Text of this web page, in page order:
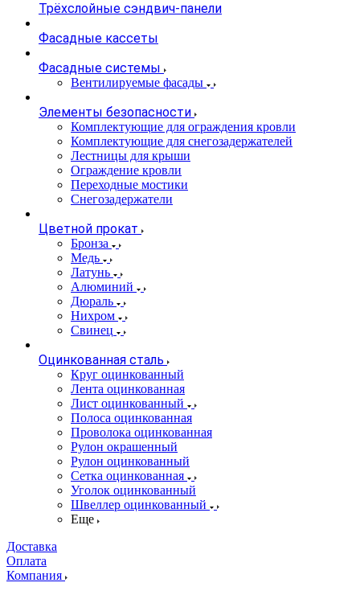
Трёхслойные сэндвич-панели
Фасадные кассеты
Фасадные системы
Вентилируемые фасады
Элементы безопасности
Комплектующие для ограждения кровли
Комплектующие для снегозадержателей
Лестницы для крыши
Ограждение кровли
Переходные мостики
Снегозадержатели
Цветной прокат
Бронза
Медь
Латунь
Алюминий
Дюраль
Нихром
Свинец
Оцинкованная сталь
Круг оцинкованный
Лента оцинкованная
Лист оцинкованный
Полоса оцинкованная
Проволока оцинкованная
Рулон окрашенный
Рулон оцинкованный
Сетка оцинкованная
Уголок оцинкованный
Швеллер оцинкованный
Еще
Доставка
Оплата
Компания